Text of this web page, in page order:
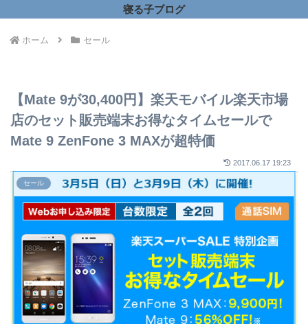
寝る子ブログ
ホーム セール
【Mate 9が30,400円】楽天モバイル楽天市場
店のセット販売端末お得なタイムセールで
Mate 9 ZenFone 3 MAXが超特価
2017.06.17 19:23
セール